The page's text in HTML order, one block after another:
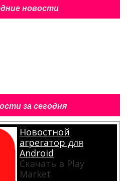
новости
за сегодня
Новостной
агрегатор для
Android
Скачать в Play
Market